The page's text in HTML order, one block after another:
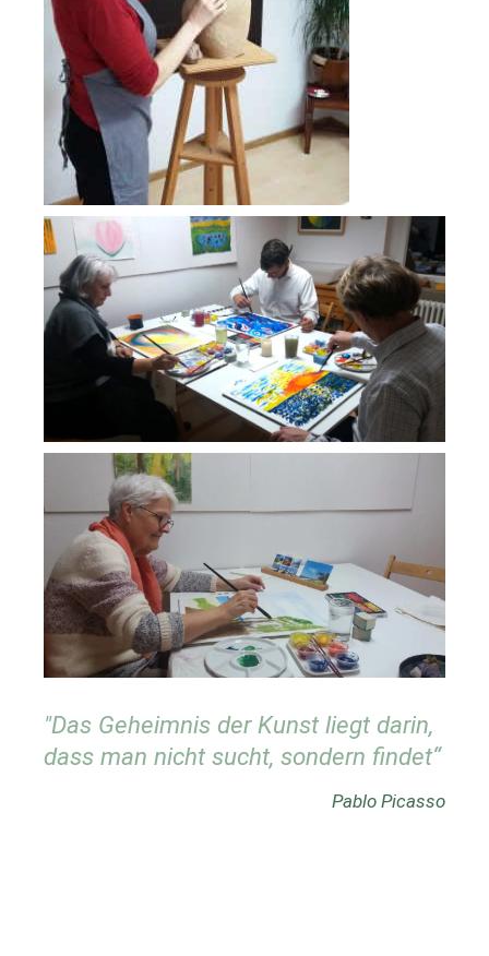
"Das Geheimnis der Kunst liegt darin,
dass man nicht sucht, sondern findet“
Pablo Picasso